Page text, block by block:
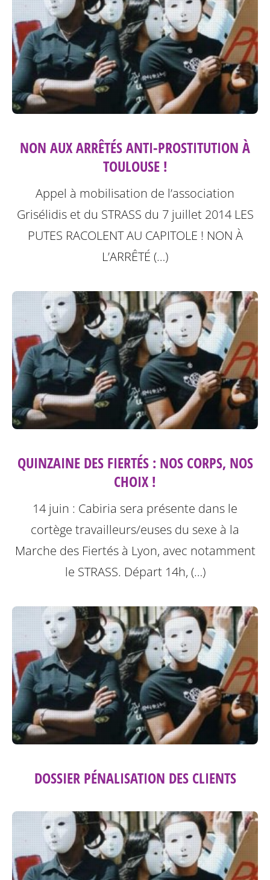
NON AUX ARRÊTÉS ANTI-PROSTITUTION À
TOULOUSE !
Appel à mobilisation de l’association
Grisélidis et du STRASS du 7 juillet 2014 LES
PUTES RACOLENT AU CAPITOLE ! NON À
L’ARRÊTÉ (…)
QUINZAINE DES FIERTÉS : NOS CORPS, NOS
CHOIX !
14 juin : Cabiria sera présente dans le
cortège travailleurs/euses du sexe à la
Marche des Fiertés à Lyon, avec notamment
le STRASS. Départ 14h, (…)
DOSSIER PÉNALISATION DES CLIENTS